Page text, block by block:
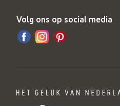
Volg ons op social media